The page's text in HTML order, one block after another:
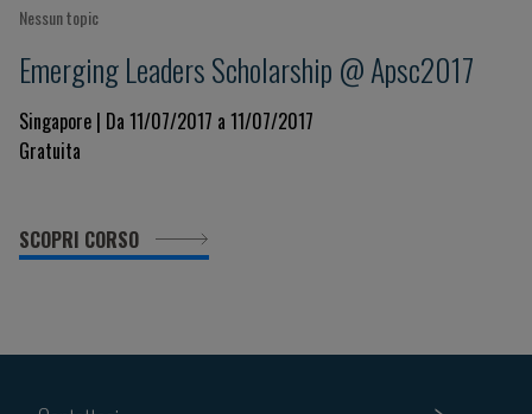
Nessun topic
Emerging Leaders Scholarship @ Apsc2017
Singapore | Da 11/07/2017 a 11/07/2017
Gratuita
SCOPRI CORSO